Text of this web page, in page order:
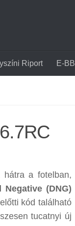
Riport E-BB
hátra a fotelban,
Negative (DNG)
kód található
tucatnyi új